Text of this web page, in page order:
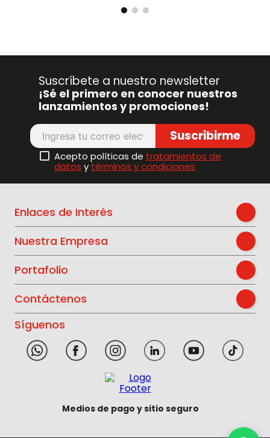
Suscríbete a nuestro newsletter
¡Sé el primero en conocer nuestros
lanzamientos y promociones!
Suscribirme
Acepto políticas de tratamientos de
datos y términos y condiciones
Enlaces de Interés
Nuestra Empresa
Portafolio
Contáctenos
Síguenos
Medios de pago y sitio seguro